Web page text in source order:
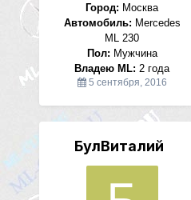
Город: Москва
Автомобиль: Merсedes
ML 230
Пол: Мужчина
Владею ML: 2 года
5 сентября, 2016
БулВиталий